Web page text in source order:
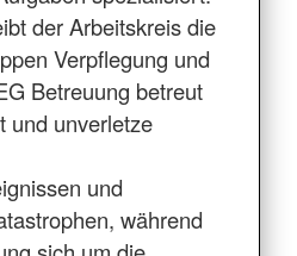
der Arbeitskreis die
Verpflegung und
Betreuung betreut
und unverletze
und
während